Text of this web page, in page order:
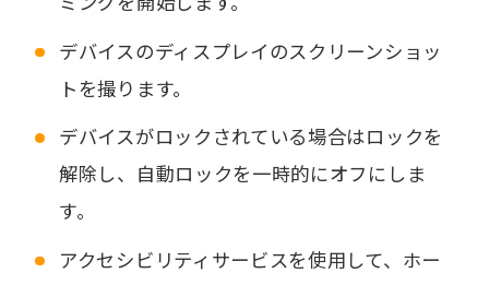
デバイスのディスプレイのスクリーンショッ
トを撮ります。
デバイスがロックされている場合はロックを
解除し、自動ロックを一時的にオフにしま
す。
アクセシビリティサービスを使用して、ホー